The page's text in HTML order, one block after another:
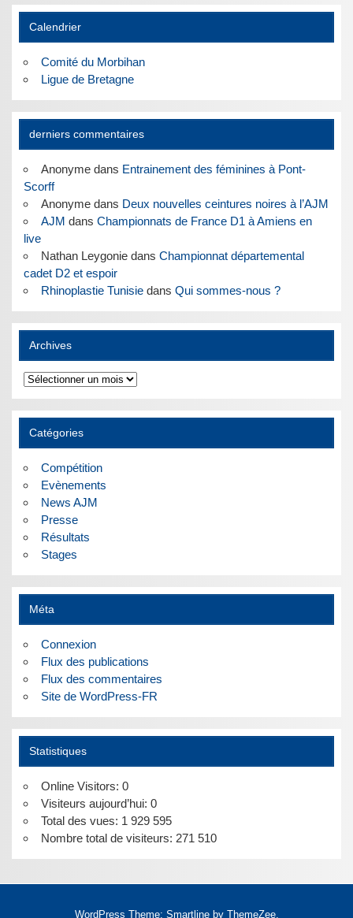
Calendrier
Comité du Morbihan
Ligue de Bretagne
derniers commentaires
Anonymedans Entrainement des féminines à Pont-
Scorff
Anonymedans Deux nouvelles ceintures noires à l’AJM
AJM dans Championnats de France D1 à Amiens en
live
Nathan Leygoniedans Championnat départemental
cadet D2 et espoir
Rhinoplastie Tunisiedans Qui sommes-nous ?
Archives
Archives
Catégories
Compétition
Evènements
News AJM
Presse
Résultats
Stages
Méta
Connexion
Flux des publications
Flux des commentaires
Site de WordPress-FR
Statistiques
Online Visitors: 0
Visiteurs aujourd’hui: 0
Total des vues: 1 929 595
Nombre total de visiteurs: 271 510
WordPress Theme: Smartline by ThemeZee.